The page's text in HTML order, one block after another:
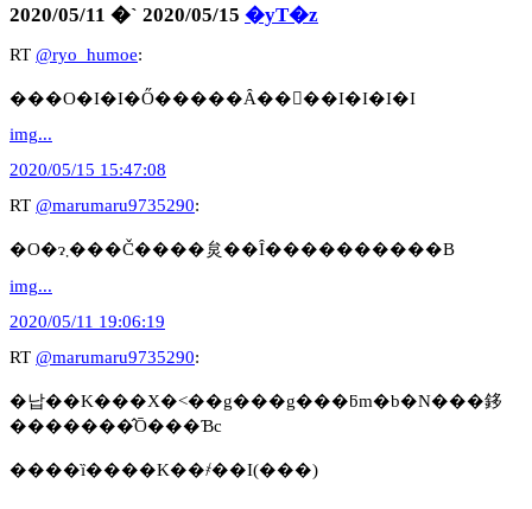
2020/05/11 �` 2020/05/15 �yT�z
RT @ryo_humoe:
���O�I�I�Ő�����Ȃ��񂾂��I�I�I�I
img...
2020/05/15 15:47:08
RT @marumaru9735290:
�O�ɂ܂���Č����炱��Ȋ����������B
img...
2020/05/11 19:06:19
RT @marumaru9735290:
�납��K���X�˂��g���g���ƃm�b�N���鉹
�������̂Ō���Ɓc
����ȉ����K��҂��I(���)